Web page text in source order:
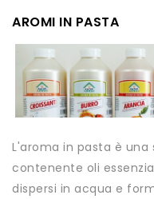
AROMI IN PASTA
L'aroma in pasta è
contenente oli
dispersi in acqua e